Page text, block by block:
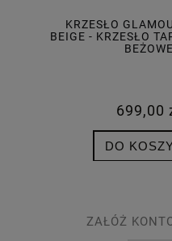
KRZESŁO
BEIGE - KRZESŁO
BEŻOWE
699,00
DO
ZAŁÓŻ